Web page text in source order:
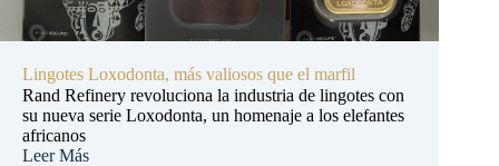
Lingotes Loxodonta, más valiosos que el marfil
Rand Refinery revoluciona la industria de lingotes con
su nueva serie Loxodonta, un homenaje a los elefantes
africanos
Leer Más